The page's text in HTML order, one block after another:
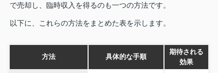
で売却し、臨時収入を得るのも一つの方法です。
以下に、これらの方法をまとめた表を示します。
方法 具体的な手順
期待される
効果